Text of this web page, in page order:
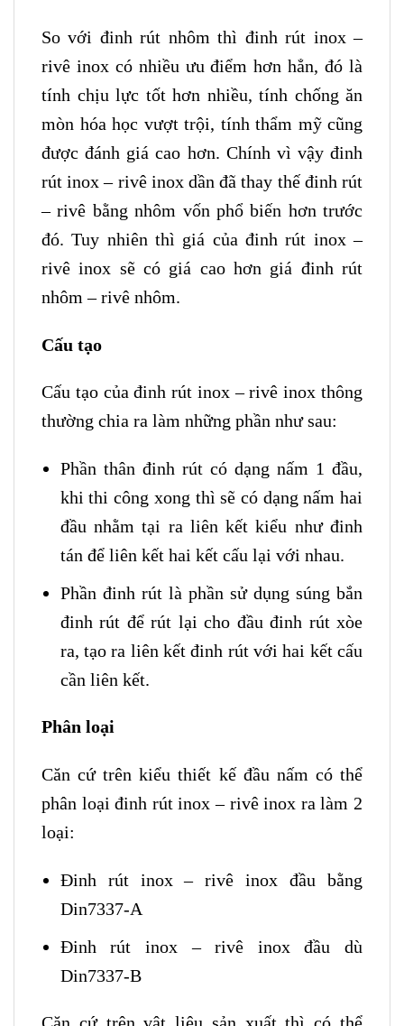
So với đinh rút nhôm thì đinh rút inox –
rivê inox có nhiều ưu điểm hơn hẳn, đó là
tính chịu lực tốt hơn nhiều, tính chống ăn
mòn hóa học vượt trội, tính thẩm mỹ cũng
được đánh giá cao hơn. Chính vì vậy đinh
rút inox – rivê inox dần đã thay thế đinh rút
– rivê bằng nhôm vốn phổ biến hơn trước
đó. Tuy nhiên thì giá của đinh rút inox –
rivê inox sẽ có giá cao hơn giá đinh rút
nhôm – rivê nhôm.
Cấu tạo
Cấu tạo của đinh rút inox – rivê inox thông
thường chia ra làm những phần như sau:
Phần thân đinh rút có dạng nấm 1 đầu,
khi thi công xong thì sẽ có dạng nấm hai
đầu nhằm tại ra liên kết kiểu như đinh
tán để liên kết hai kết cấu lại với nhau.
Phần đinh rút là phần sử dụng súng bắn
đinh rút để rút lại cho đầu đinh rút xòe
ra, tạo ra liên kết đinh rút với hai kết cấu
cần liên kết.
Phân loại
Căn cứ trên kiểu thiết kế đầu nấm có thể
phân loại đinh rút inox – rivê inox ra làm 2
loại:
Đinh rút inox – rivê inox đầu bằng
Din7337-A
Đinh rút inox – rivê inox đầu dù
Din7337-B